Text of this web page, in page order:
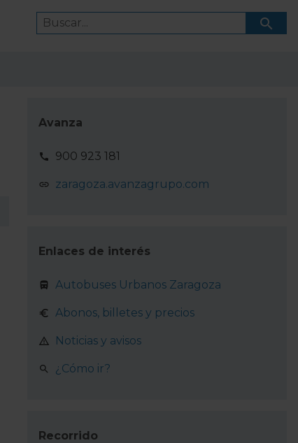
Avanza
900 923 181
zaragoza.avanzagrupo.com
Enlaces de interés
Autobuses Urbanos Zaragoza
Abonos, billetes y precios
Noticias y avisos
¿Cómo ir?
Recorrido